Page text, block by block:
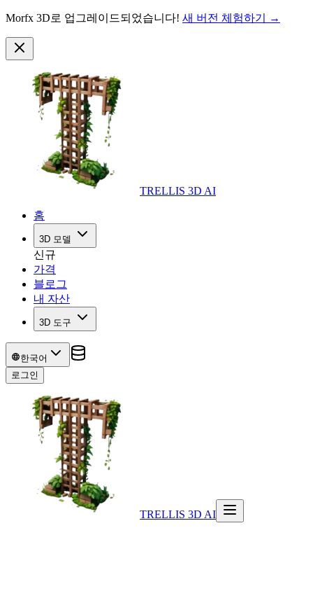
Morfx 3D로 업그레이드되었습니다! 새 버전 체험하기 →
TRELLIS 3D AI
홈
3D 모델
신규
가격
블로그
내 자산
3D 도구
한국어
로그인
TRELLIS 3D AI